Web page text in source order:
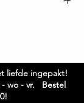
je graag verder!
liefde ingepakt!
- wo - vr. Bestel